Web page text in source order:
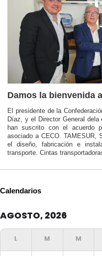
Damos la bienvenida
El presidente de la
Díaz, y el Director General dela
han suscrito con el acuerdo
asociado a CECO. TAMESUR,
el diseño, fabricación e
transporte. Cintas
Calendarios
AGOSTO, 2026